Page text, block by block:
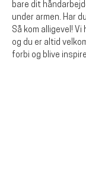
bare dit
under armen. Har
Så kom alligevel!
og du er altid
forbi og blive